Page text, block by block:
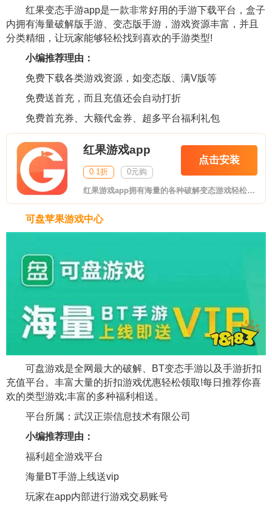
红果变态手游app是一款非常好用的手游下载平台，盒子
内拥有海量破解版手游、变态版手游，游戏资源丰富，并且
分类精细，让玩家能够轻松找到喜欢的手游类型!
小编推荐理由：
免费下载各类游戏资源，如变态版、满V版等
免费送首充，而且充值还会自动打折
免费首充券、大额代金券、超多平台福利礼包
红果游戏app
0.1折 0元购
点击安装
红果游戏app拥有海量的各种破解变态游戏轻松下载畅玩!游戏品类齐全变态网游、网游、GM、H5、折扣;游戏福利上线送满V，无限元宝!红果游戏app自助返利最高可达500%。
可盘苹果游戏中心
可盘游戏是全网最大的破解、BT变态手游以及手游折扣
充值平台。丰富大量的折扣游戏优惠轻松领取!每日推荐你喜
欢的类型游戏;丰富的多种福利相送。
平台所属：武汉正崇信息技术有限公司
小编推荐理由：
福利超全游戏平台
海量BT手游上线送vip
玩家在app内部进行游戏交易账号